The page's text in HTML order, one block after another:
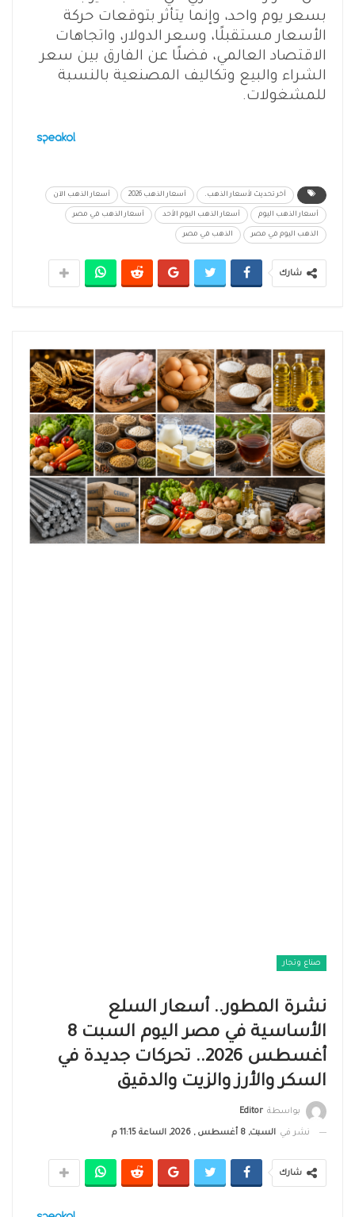
بسعر يوم واحد، وإنما يتأثر بتوقعات حركة
الأسعار مستقبلًا، وسعر الدولار، واتجاهات
الاقتصاد العالمي، فضلًا عن الفارق بين سعر
الشراء والبيع وتكاليف المصنعية بالنسبة
للمشغولات.
آخر تحديث لأسعار الذهب. أسعار الذهب 2026 أسعار الذهب الآن
أسعار الذهب اليوم أسعار الذهب اليوم الأحد أسعار الذهب في مصر
الذهب اليوم في مصر الذهب في مصر
شارك
صناع وتجار
نشرة المطور.. أسعار السلع
الأساسية في مصر اليوم السبت 8
أغسطس 2026.. تحركات جديدة في
السكر والأرز والزيت والدقيق
بواسطة Editor
نشر في السبت, 8 أغسطس , 2026, الساعة 11:15 م
شارك